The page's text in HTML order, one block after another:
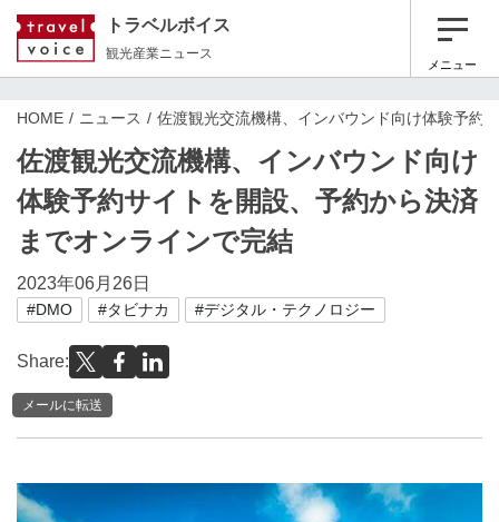
トラベルボイス
観光産業ニュース
メニュー
HOME ニュース 佐渡観光交流機構、インバウンド向け体験予約
佐渡観光交流機構、インバウンド向け
体験予約サイトを開設、予約から決済
までオンラインで完結
2023年06月26日
#DMO #タビナカ #デジタル・テクノロジー
Share:
メールに転送